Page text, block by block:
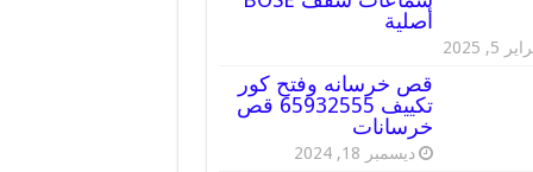
أصلية
5, 2025
قص خرسانه وفتح كور
تكييف 65932555 قص
خرسانات
ديسمبر 18, 2024